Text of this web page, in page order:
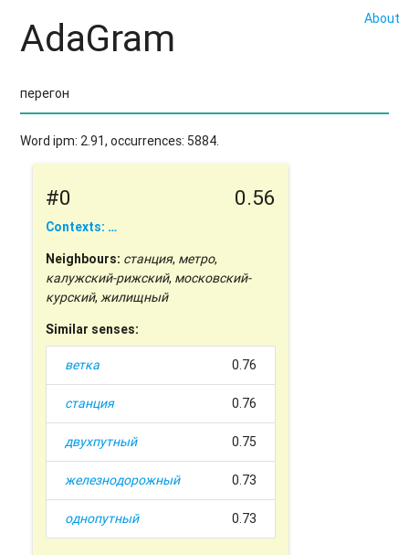
About
AdaGram
Word ipm: 2.91, occurrences: 5884.
#0 0.56
Contexts: …
Neighbours: станция, метро,
калужский-рижский, московский-
курский,жилищный
Similar senses:
ветка 0.76
станция 0.76
двухпутный 0.75
железнодорожный 0.73
однопутный 0.73